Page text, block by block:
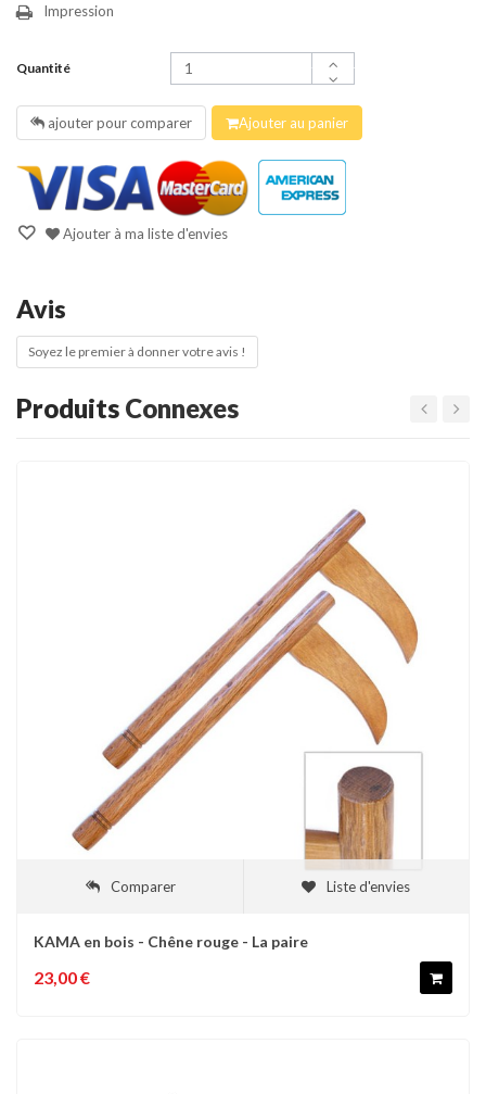
Impression
Quantité
ajouter pour comparer Ajouter au panier
Ajouter à ma liste d'envies
Avis
Soyez le premier à donner votre avis !
Produits Connexes
Comparer Liste d'envies
KAMA en bois - Chêne rouge - La paire
23,00 €